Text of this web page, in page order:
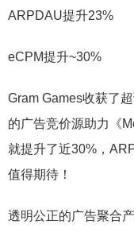
ARPDAU提升23%
eCPM提升~30%
Gram Games收获了
的广告竞价源助力《
就提升了近30%，
值得期待！
透明公正的广告聚合